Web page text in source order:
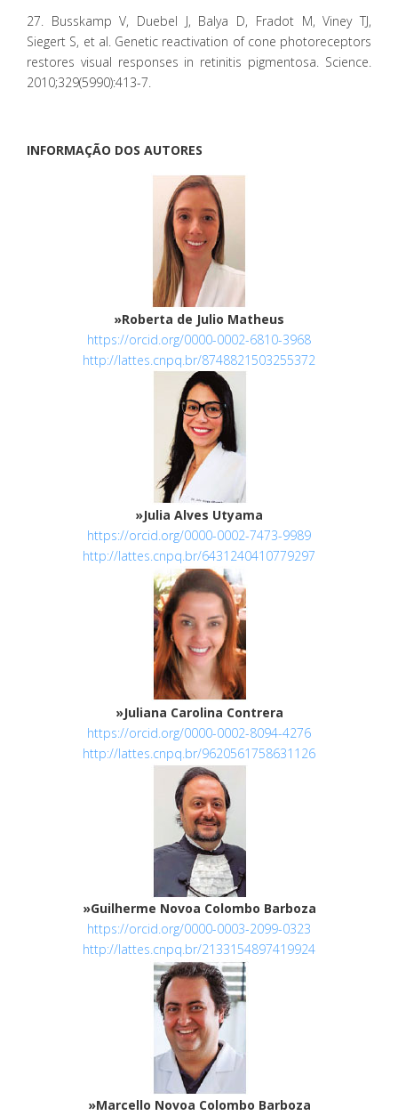
27. Busskamp V, Duebel J, Balya D, Fradot M, Viney TJ,
Siegert S, et al. Genetic reactivation of cone photoreceptors
restores visual responses in retinitis pigmentosa. Science.
2010;329(5990):413-7.
INFORMAÇÃO DOS AUTORES
»Roberta de Julio Matheus
https://orcid.org/0000-0002-6810-3968
http://lattes.cnpq.br/8748821503255372
»Julia Alves Utyama
https://orcid.org/0000-0002-7473-9989
http://lattes.cnpq.br/6431240410779297
»Juliana Carolina Contrera
https://orcid.org/0000-0002-8094-4276
http://lattes.cnpq.br/9620561758631126
»Guilherme Novoa Colombo Barboza
https://orcid.org/0000-0003-2099-0323
http://lattes.cnpq.br/2133154897419924
»Marcello Novoa Colombo Barboza